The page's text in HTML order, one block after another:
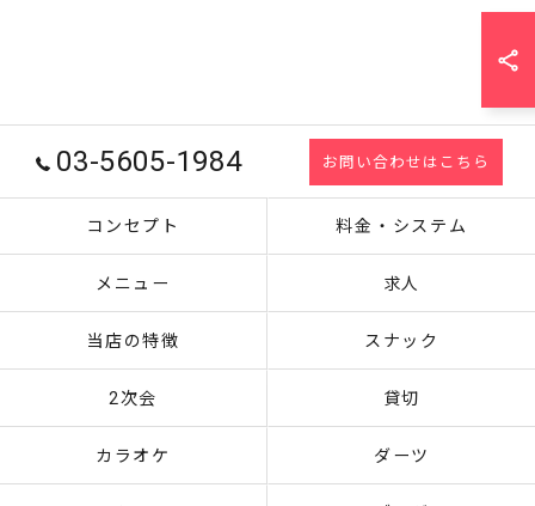
03-5605-1984 お問い合わせはこちら
コンセプト 料金・システム
メニュー 求人
当店の特徴 スナック
2次会 貸切
カラオケ ダーツ